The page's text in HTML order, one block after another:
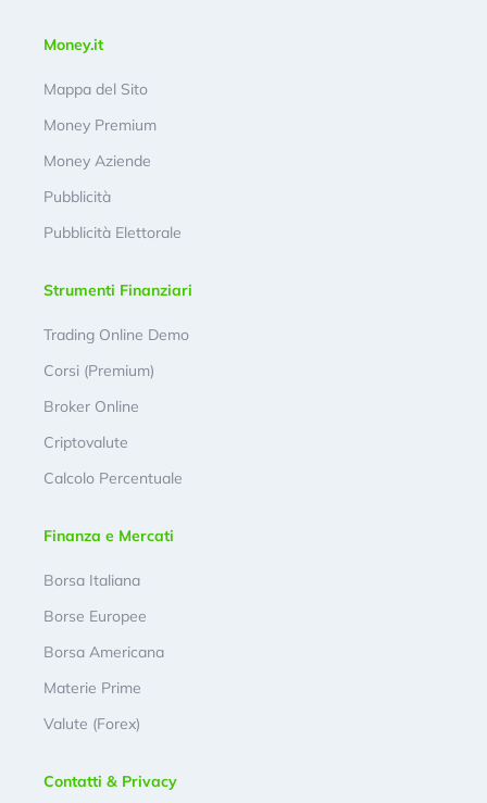
Money.it
Mappa del Sito
Money Premium
Money Aziende
Pubblicità
Pubblicità Elettorale
Strumenti Finanziari
Trading Online Demo
Corsi (Premium)
Broker Online
Criptovalute
Calcolo Percentuale
Finanza e Mercati
Borsa Italiana
Borse Europee
Borsa Americana
Materie Prime
Valute (Forex)
Contatti & Privacy